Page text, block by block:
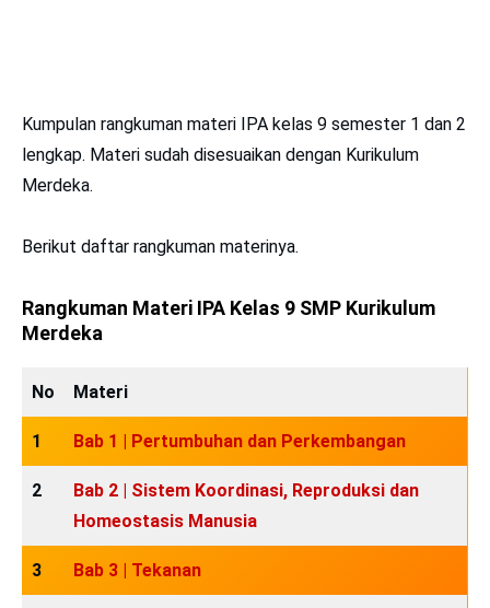
Kumpulan rangkuman materi IPA kelas 9 semester 1 dan 2
lengkap. Materi sudah disesuaikan dengan Kurikulum
Merdeka.
Berikut daftar rangkuman materinya.
Rangkuman Materi IPA Kelas 9 SMP Kurikulum
Merdeka
No Materi
1 Bab 1 | Pertumbuhan dan Perkembangan
2
Bab 2 | Sistem Koordinasi, Reproduksi dan
Homeostasis Manusia
3 Bab 3 | Tekanan